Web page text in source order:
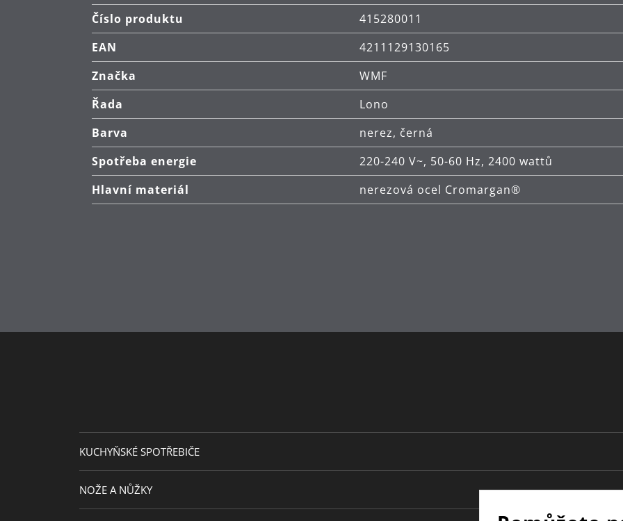
Číslo produktu
415280011
EAN
4211129130165
Značka
WMF
Řada
Lono
Barva
nerez, černá
Spotřeba energie
220-240 V~, 50-60 Hz, 2400 wattů
Hlavní materiál
nerezová ocel Cromargan®
KUCHYŇSKÉ SPOTŘEBIČE
NOŽE A NŮŽKY